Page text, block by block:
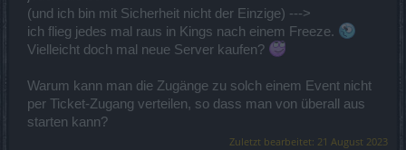
(und ich bin mit Sicherheit nicht der Einzige) --->
ich flieg jedes mal raus in Kings nach einem Freeze.
Vielleicht doch mal neue Server kaufen?
Warum kann man die Zugänge zu solch einem Event nicht
per Ticket-Zugang verteilen, so dass man von überall aus
starten kann?
Zuletzt bearbeitet: 21 August 2023